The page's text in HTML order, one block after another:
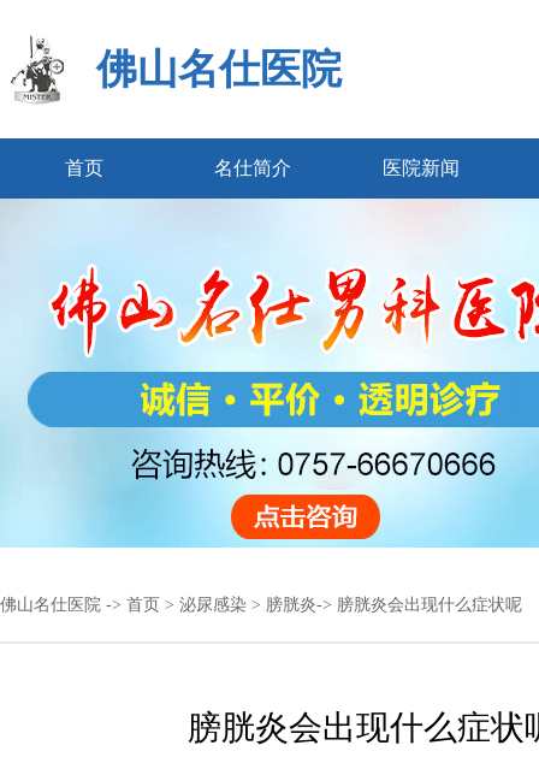
佛山名仕医院
首页 名仕简介 医院新闻
佛山名仕医院 -> 首页 > 泌尿感染 > 膀胱炎-> 膀胱炎会出现什么症状呢
膀胱炎会出现什么症状